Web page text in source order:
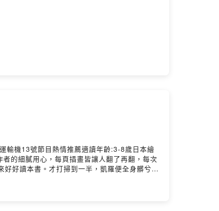
輸機13號節目熱情推薦適讀年齡:3-8歲日本繪
的細膩用心，每頁插畫皆讓人翻了再翻，每次
好讀本書。才打掃到一半，凱羅便全身髒兮兮
是一月一次的上街購物日。包姆、凱羅、小